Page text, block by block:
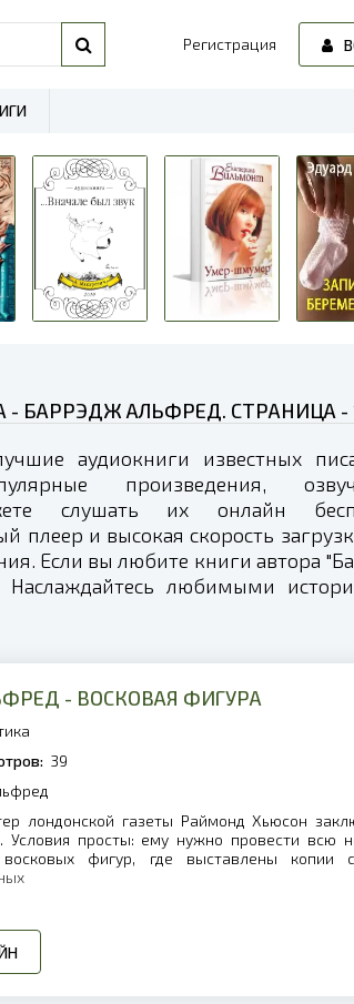
Регистрация
- БАРРЭДЖ АЛЬФРЕД. СТРАНИЦА -
аудиокниги известных
произведения,
слушать их онлайн
плеер и высокая скорость
Если вы любите книги автора
Наслаждайтесь любимыми
- ВОСКОВАЯ ФИГУРА
39
лондонской газеты Раймонд Хьюсон
Условия просты: ему нужно провести всю
фигур, где выставлены копии